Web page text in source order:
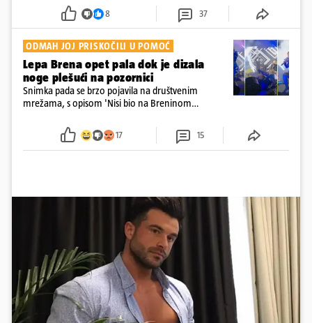
8 37
ODMAH JOJ PRISKOČILI U POMOĆ
Lepa Brena opet pala dok je dizala
noge plešući na pozornici
Snimka pada se brzo pojavila na društvenim
mrežama, s opisom 'Nisi bio na Breninom
Srećom, pjevačica se nije ozlijedila nego je s
osmijehom nastavila pjevati
17 15